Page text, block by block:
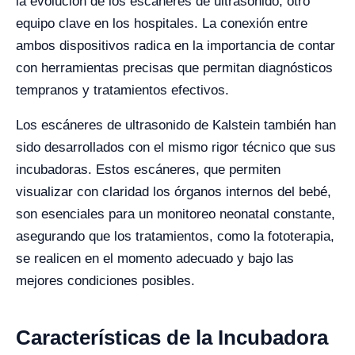
equipo clave en los hospitales. La conexión entre
ambos dispositivos radica en la importancia de contar
con herramientas precisas que permitan diagnósticos
tempranos y tratamientos efectivos.
Los escáneres de ultrasonido de Kalstein también han
sido desarrollados con el mismo rigor técnico que sus
incubadoras. Estos escáneres, que permiten
visualizar con claridad los órganos internos del bebé,
son esenciales para un monitoreo neonatal constante,
asegurando que los tratamientos, como la fototerapia,
se realicen en el momento adecuado y bajo las
mejores condiciones posibles.
Características de la Incubadora